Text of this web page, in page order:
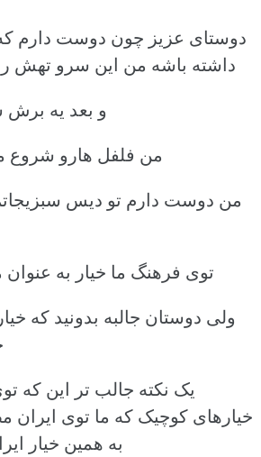
دوستای عزیز چون دوست دارم
داشته باشه من این سرو تهش
و بعد یه
من فلفل هارو شروع
من دوست دارم تو دیس
توی فرهنگ ما خیار به
ولی دوستان جالبه بدونید که
یک نکته جالب تر این که
خیارهای کوچیک که ما توی ایران
به همین خیار